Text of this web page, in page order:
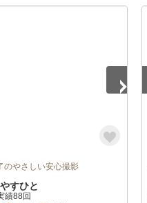
のやさしい安心撮影
すひと
績88回